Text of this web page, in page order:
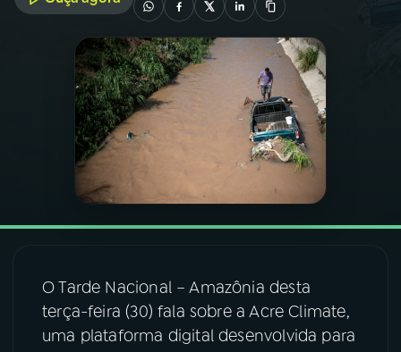
PROGRAMAS
PODCASTS
VIDEOCASTS
08FESTIVAL DE MÚSICA
O Tarde Nacional – Amazônia desta
terça-feira (30) fala sobre a Acre Climate,
uma plataforma digital desenvolvida para